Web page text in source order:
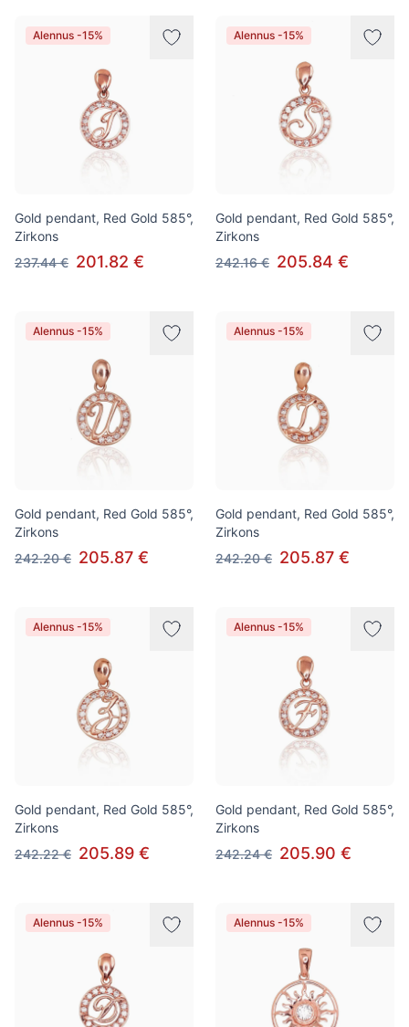
Alennus -15%
Gold pendant, Red Gold 585°,
Zirkons
237.44 € 201.82 €
Alennus -15%
Gold pendant, Red Gold 585°,
Zirkons
242.16 € 205.84 €
Alennus -15%
Gold pendant, Red Gold 585°,
Zirkons
242.20 € 205.87 €
Alennus -15%
Gold pendant, Red Gold 585°,
Zirkons
242.20 € 205.87 €
Alennus -15%
Gold pendant, Red Gold 585°,
Zirkons
242.22 € 205.89 €
Alennus -15%
Gold pendant, Red Gold 585°,
Zirkons
242.24 € 205.90 €
Alennus -15% Alennus -15%